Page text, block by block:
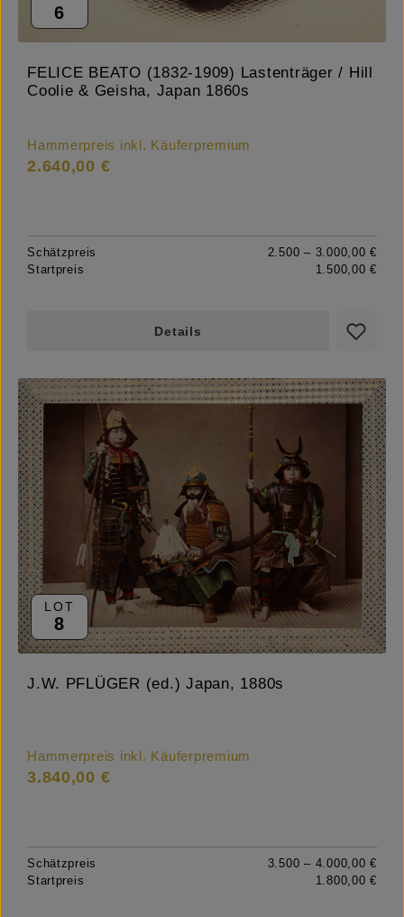
6
FELICE BEATO (1832-1909) Lastenträger / Hill
Coolie & Geisha, Japan 1860s
Hammerpreis inkl. Käuferpremium
2.640,00 €
Schätzpreis
2.500 – 3.000,00 €
Startpreis
1.500,00 €
Details
LOT
8
J.W. PFLÜGER (ed.) Japan, 1880s
Hammerpreis inkl. Käuferpremium
3.840,00 €
Schätzpreis
3.500 – 4.000,00 €
Startpreis
1.800,00 €